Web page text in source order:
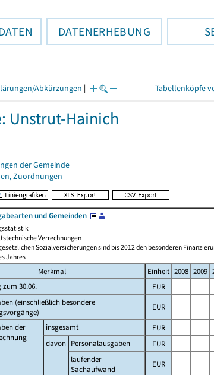
DATENERHEBUNG
Abkürzungen | Tabellenköpfe
Unstrut-Hainich
der Gemeinde
Zuordnungen
und Gemeinden
Verrechnungen
Sozialversicherungen sind bis 2012 den besonderen
Jahres
Merkmal Einheit 2008 2009
30.06.
EUR
(einschließlich besondere
EUR
der
insgesamt EUR
davon Personalausgaben EUR
laufender
Sachaufwand
EUR